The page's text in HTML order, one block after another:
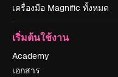
เครื่องมือ Magnific ทั้งหมด
เริ่มต้นใช้งาน
Academy
เอกสาร